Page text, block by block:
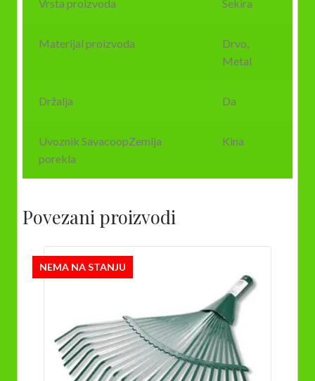
Vrsta proizvoda Sekira
Materijal proizvoda
Drvo,
Metal
Držalja Da
Uvoznik SavacoopZemlja
porekla
Kina
Povezani proizvodi
NEMA NA STANJU